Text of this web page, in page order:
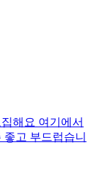
해요 여기에서
고 부드럽습니